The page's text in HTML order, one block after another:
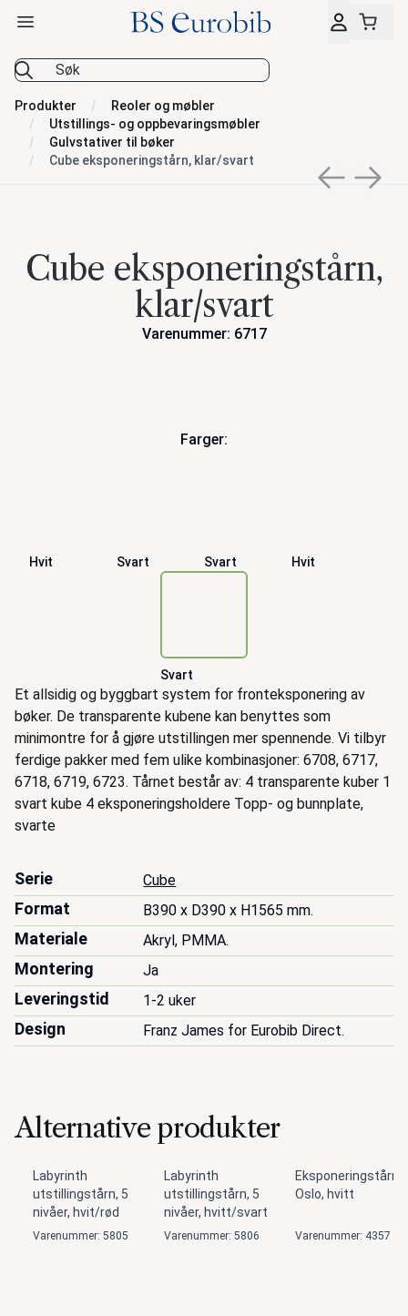
BS Eurobib
Åpne hovedmeny
Produkter
Reoler og møbler
Utstillings- og oppbevaringsmøbler
Gulvstativer til bøker
Cube eksponeringstårn, klar/svart
Previous
Next
Cube eksponeringstårn,
klar/svart
Varenummer: 6717
Farger:
Hvit Svart Svart Hvit
Svart
Beskrivelse
Et allsidig og byggbart system for fronteksponering av
bøker. De transparente kubene kan benyttes som
minimontre for å gjøre utstillingen mer spennende. Vi tilbyr
ferdige pakker med fem ulike kombinasjoner: 6708, 6717,
6718, 6719, 6723. Tårnet består av: 4 transparente kuber 1
svart kube 4 eksponeringsholdere Topp- og bunnplate,
svarte
Serie Cube
Format B390 x D390 x H1565 mm.
Materiale Akryl, PMMA.
Montering Ja
Leveringstid 1-2 uker
Design Franz James for Eurobib Direct.
Alternative produkter
Labyrinth
utstillingstårn, 5
nivåer, hvit/rød
Varenummer: 5805
Labyrinth
utstillingstårn, 5
nivåer, hvitt/svart
Varenummer: 5806
Eksponeringstårn
Oslo, hvitt
Varenummer: 4357